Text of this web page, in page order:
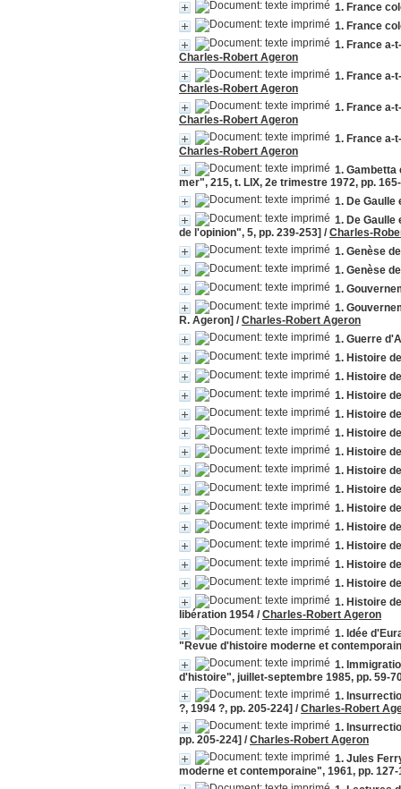
1. France
1. France
1. France a-
Charles-Robert Ageron
1. France a-
Charles-Robert Ageron
1. France a-
Charles-Robert Ageron
1. France a-
Charles-Robert Ageron
1.
mer", 215, t. LIX, 2e trimestre 1972, pp.
1. De Gaulle
1. De
de l'opinion", 5, pp. 239-253] /Charles-
1. Genèse
1. Genèse
1.
1.
R. Ageron] /Charles-Robert Ageron
1. Guerre
1. Histoire
1. Histoire
1. Histoire
1. Histoire
1. Histoire
1. Histoire
1. Histoire
1. Histoire
1. Histoire
1. Histoire
1. Histoire
1. Histoire
1. Histoire
1. Histoire
libération 1954 /Charles-Robert Ageron
1. Idée
"Revue d'histoire moderne et
1.
d'histoire", juillet-septembre 1985, pp. 59-
1.
?, 1994 ?, pp. 205-224] /Charles-Robert
1.
pp. 205-224] /Charles-Robert Ageron
1. Jules
moderne et contemporaine", 1961, pp. 127-